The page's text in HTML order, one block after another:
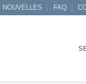
NOUVELLES FAQ